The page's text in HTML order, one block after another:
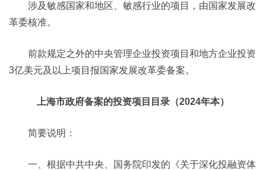
涉及敏感国家和地区、敏感行业的项目，由国家发展改
革委核准。
前款规定之外的中央管理企业投资项目和地方企业投资
3亿美元及以上项目报国家发展改革委备案。
上海市政府备案的投资项目目录（2024年本）
简要说明：
一、根据中共中央、国务院印发的《关于深化投融资体